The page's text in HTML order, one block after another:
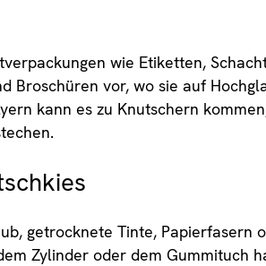
wie Etiketten,
Broschüren vor, wo sie auf
kann es zu Knutschern
getrocknete Tinte, Papierfasern
Zylinder oder dem Gummituch